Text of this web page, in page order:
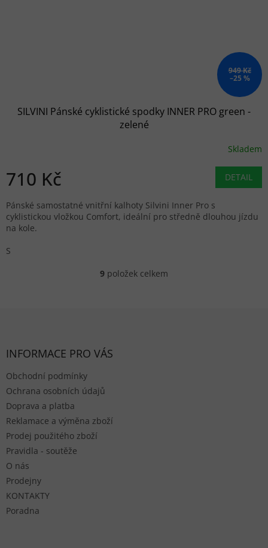
949 Kč
–25 %
SILVINI Pánské cyklistické spodky INNER PRO green -
zelené
Skladem
710 Kč DETAIL
Pánské samostatné vnitřní kalhoty Silvini Inner Pro s
cyklistickou vložkou Comfort, ideální pro středně dlouhou jízdu
na kole.
S
Ovládací prvky výpisu
9 položek celkem
INFORMACE PRO VÁS
Obchodní podmínky
Ochrana osobních údajů
Doprava a platba
Reklamace a výměna zboží
Prodej použitého zboží
Pravidla - soutěže
O nás
Prodejny
KONTAKTY
Poradna